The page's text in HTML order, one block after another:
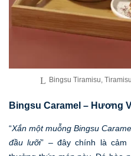
Bingsu Tiramisu,
Bingsu Caramel – Hương
“Xắn một muỗng Bingsu
đầu lưỡi” – đây chính là cảm